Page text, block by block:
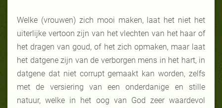
Welke (vrouwen) zich mooi maken, laat het niet het
uiterlijke vertoon zijn van het vlechten van het haar of
het dragen van goud, of het zich opmaken, maar laat
het datgene zijn van de verborgen mens in het hart, in
datgene dat niet corrupt gemaakt kan worden, zelfs
met de versiering van een onderdanige en stille
natuur, welke in het oog van God zeer waardevol